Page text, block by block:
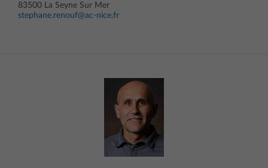
83500 La Seyne Sur Mer
stephane.renouf@ac-nice.fr